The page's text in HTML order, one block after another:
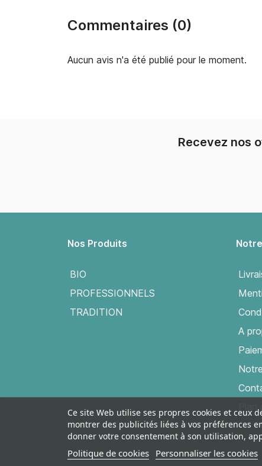
Commentaires (0)
Aucun avis n'a été publié pour le moment.
Recevez nos
Nos Produits
BIO
PROFESSIONNELS
TRADITION
A
Plan
Ce site Web utilise ses propres cookies et ceux
montrer des publicités liées à vos préférences
donner votre consentement à son utilisation,
Politique de cookies Personnaliser les cookies